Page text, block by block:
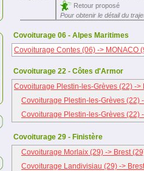
Retour proposé
Pour obtenir le détail du
Covoiturage 06 - Alpes Maritimes
Covoiturage Contes (06) -> MONACO
Covoiturage 22 - Côtes d'Armor
Covoiturage Plestin-les-Grèves (22) ->
Covoiturage Plestin-les-Grèves (22)
Covoiturage Plestin-les-Grèves (22)
Covoiturage 29 - Finistère
Covoiturage Morlaix (29) -> Brest
Covoiturage Landivisiau (29) ->